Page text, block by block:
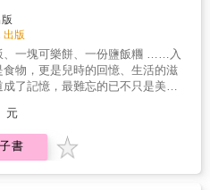
居酒屋使得價格大眾化，吸引了
的組成。當想要調整配方時，就
掌握變化重點，在創新中保留道
✦ 31種辛香料——描繪東南亞的風
介紹31種常用於東南亞料理的關鍵
一述說其特性、六味屬性、風味表
與適配食材，從單方到複方，建
理的靈魂深處。
楊双子（小說家）謝金魚（歷史
日都有它的味道，而臺灣人的節
總少不了一道糕點。本書精選一年
節日，收錄超過五十款經典應景糕
返那些有甜、有故事、有文化的節
愛過節，也熱愛糕點的和菓子，自
家庭飲食文化中成長，歲時的滋味
的視角與深厚的文史知識。為了記
土地上節日與糕點交織的生活風
臉書粉絲專頁，長年分享走訪各地
出版
、一塊可樂餅、一份鹽飯糰 ……入
食物，更是兒時的回憶、生活的滋
成了記憶，最難忘的已不只是美
的旅程，這一次，料理家KAZU 不
還要邀請你一起坐下，聽他講故
記憶的滋味。人氣料理家KAZU首度
元
書